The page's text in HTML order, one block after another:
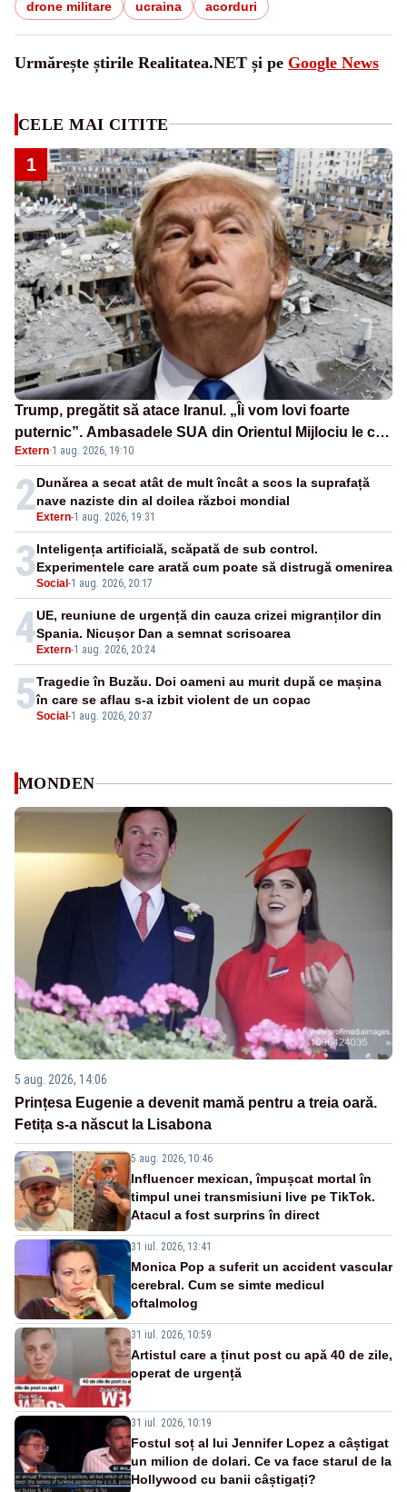
drone militare ucraina acorduri
Urmărește știrile Realitatea.NET și pe Google News
CELE MAI CITITE
1
Trump, pregătit să atace Iranul. „Îi vom lovi foarte
puternic”. Ambasadele SUA din Orientul Mijlociu le cer
americanilor să părăsească urgent zona
Extern·1 aug. 2026, 19:10
2 Extern-1 aug. 2026, 19:31
Dunărea a secat atât de mult încât a scos la suprafață
nave naziste din al doilea război mondial
3Social -1 aug. 2026, 20:17
Inteligența artificială, scăpată de sub control.
Experimentele care arată cum poate să distrugă omenirea
4 Extern-1 aug. 2026, 20:24
UE, reuniune de urgență din cauza crizei migranților din
Spania. Nicușor Dan a semnat scrisoarea
5Social -1 aug. 2026, 20:37
Tragedie în Buzău. Doi oameni au murit după ce mașina
în care se aflau s-a izbit violent de un copac
MONDEN
5 aug. 2026, 14:06
Prințesa Eugenie a devenit mamă pentru a treia oară.
Fetița s-a născut la Lisabona
5 aug. 2026, 10:46
Influencer mexican, împușcat mortal în
timpul unei transmisiuni live pe TikTok.
Atacul a fost surprins în direct
31 iul. 2026, 13:41
Monica Pop a suferit un accident vascular
cerebral. Cum se simte medicul
oftalmolog
31 iul. 2026, 10:59
Artistul care a ținut post cu apă 40 de zile,
operat de urgență
31 iul. 2026, 10:19
Fostul soț al lui Jennifer Lopez a câștigat
un milion de dolari. Ce va face starul de la
Hollywood cu banii câștigați?